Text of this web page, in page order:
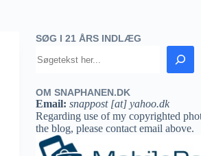
SØG I 21 ÅRS INDLÆG
OM SNAPHANEN.DK
Email: snappost [at] yahoo.dk
Regarding use of my copyrighted
the blog, please contact email above.